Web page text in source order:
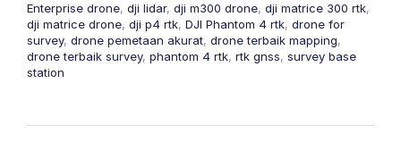
Enterprise drone, dji lidar, dji m300 drone, dji matrice 300 rtk,
dji matrice drone, dji p4 rtk, DJI Phantom 4 rtk, drone for
survey, drone pemetaan akurat, drone terbaik mapping,
drone terbaik survey, phantom 4 rtk, rtk gnss, survey base
station